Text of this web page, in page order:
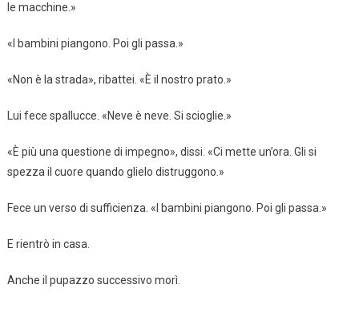
le macchine.»
«I bambini piangono. Poi gli passa.»
«Non è la strada», ribattei. «È il nostro prato.»
Lui fece spallucce. «Neve è neve. Si scioglie.»
«È più una questione di impegno», dissi. «Ci mette un’ora. Gli si
spezza il cuore quando glielo distruggono.»
Fece un verso di sufficienza. «I bambini piangono. Poi gli passa.»
E rientrò in casa.
Anche il pupazzo successivo morì.